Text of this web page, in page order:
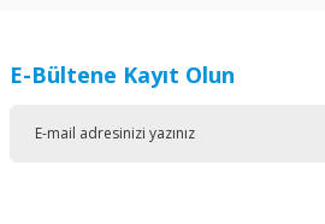
E-Bültene Kayıt Olun